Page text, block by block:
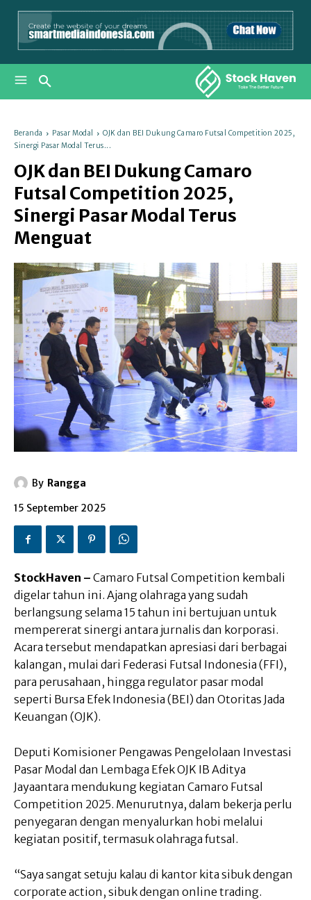
Beranda Pasar Modal
OJK dan BEI Dukung Camaro Futsal Competition 2025,
Sinergi Pasar Modal Terus...
OJK dan BEI Dukung Camaro
Futsal Competition 2025,
Sinergi Pasar Modal Terus
Menguat
By Rangga
15 September 2025
StockHaven – Camaro Futsal Competition kembali
digelar tahun ini. Ajang olahraga yang sudah
berlangsung selama 15 tahun ini bertujuan untuk
mempererat sinergi antara jurnalis dan korporasi.
Acara tersebut mendapatkan apresiasi dari berbagai
kalangan, mulai dari Federasi Futsal Indonesia (FFI),
para perusahaan, hingga regulator pasar modal
seperti Bursa Efek Indonesia (BEI) dan Otoritas Jada
Keuangan (OJK).
Deputi Komisioner Pengawas Pengelolaan Investasi
Pasar Modal dan Lembaga Efek OJK IB Aditya
Jayaantara mendukung kegiatan Camaro Futsal
Competition 2025. Menurutnya, dalam bekerja perlu
penyegaran dengan menyalurkan hobi melalui
kegiatan positif, termasuk olahraga futsal.
“Saya sangat setuju kalau di kantor kita sibuk dengan
corporate action, sibuk dengan online trading.